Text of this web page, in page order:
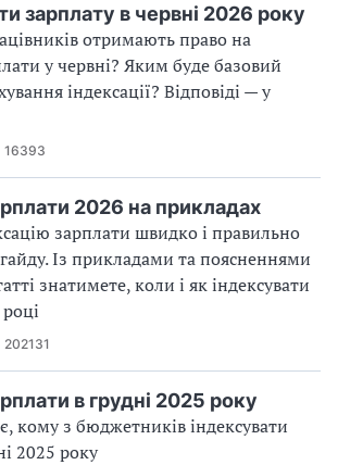
зарплату в червні 2026 року
отримають право на
у червні? Яким буде базовий
індексації? Відповіді — у
16393
2026 на прикладах
зарплати швидко і правильно
Із прикладами та поясненнями
знатимете, коли і як індексувати
202131
в грудні 2025 року
кому з бюджетників індексувати
2025 року